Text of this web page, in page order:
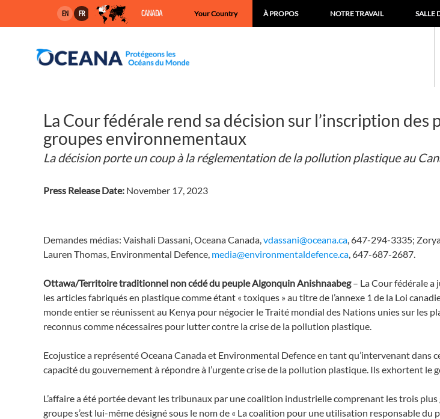
EN FR CANADA Your Country À PROPOS NOTRE TRAVAIL SALLE
La Cour fédérale rend sa décision sur l’inscription des
groupes environnementaux
La décision porte un coup à la réglementation de la pollution plastique au
Press Release Date: November 17, 2023
Demandes médias: Vaishali Dassani, Oceana Canada,vdassani@oceana.ca, 647-294-3335;
Lauren Thomas, Environmental Defence, media@environmentaldefence.ca, 647-687-2687.
Ottawa/Territoire traditionnel non cédé du peuple Algonquin Anishnaabeg– La Cour fédérale a
les articles fabriqués en plastique comme étant « toxiques » au titre de l’annexe 1 de la Loi
monde entier se réunissent au Kenya pour négocier le Traité mondial des Nations unies sur
reconnus comme nécessaires pour lutter contre la crise de la pollution plastique.
Ecojustice a représenté Oceana Canada et Environmental Defence en tant qu’intervenant
capacité du gouvernement à répondre à l’urgente crise de la pollution plastique. Ils exhortent le
L’affaire a été portée devant les tribunaux par une coalition industrielle comprenant les trois
groupe s’est lui-même désigné sous le nom de « La coalition pour une utilisation responsable